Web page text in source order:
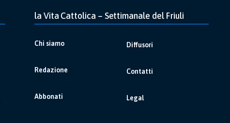
la Vita Cattolica – Settimanale del Friuli
Chi siamo
Redazione
Abbonati
Diffusori
Contatti
Legal